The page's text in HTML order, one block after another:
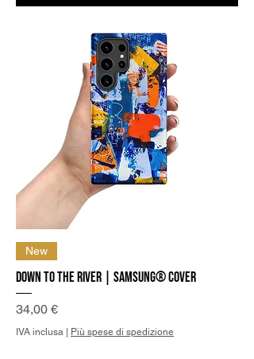
New
Down to the River | Samsung® Cover
Prezzo
34,00 €
IVA inclusa | Più spese di spedizione